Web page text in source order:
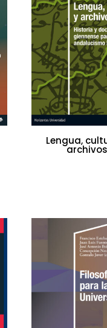
Lengua,
archivos